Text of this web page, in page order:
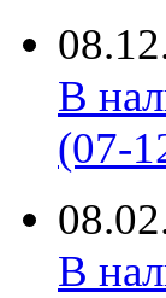
В
(07-
В